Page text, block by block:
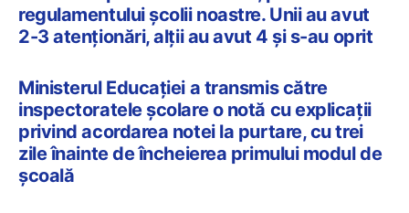
regulamentului școlii noastre. Unii au avut
2-3 atenționări, alții au avut 4 și s-au oprit
Ministerul Educației a transmis către
inspectoratele școlare o notă cu explicații
privind acordarea notei la purtare, cu trei
zile înainte de încheierea primului modul de
școală